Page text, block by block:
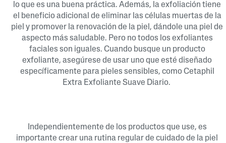
lo que es una buena práctica. Además, la exfoliación tiene
el beneficio adicional de eliminar las células muertas de la
piel y promover la renovación de la piel, dándole una piel de
aspecto más saludable. Pero no todos los exfoliantes
faciales son iguales. Cuando busque un producto
exfoliante, asegúrese de usar uno que esté diseñado
específicamente para pieles sensibles, como Cetaphil
Extra Exfoliante Suave Diario.
Independientemente de los productos que use, es
importante crear una rutina regular de cuidado de la piel